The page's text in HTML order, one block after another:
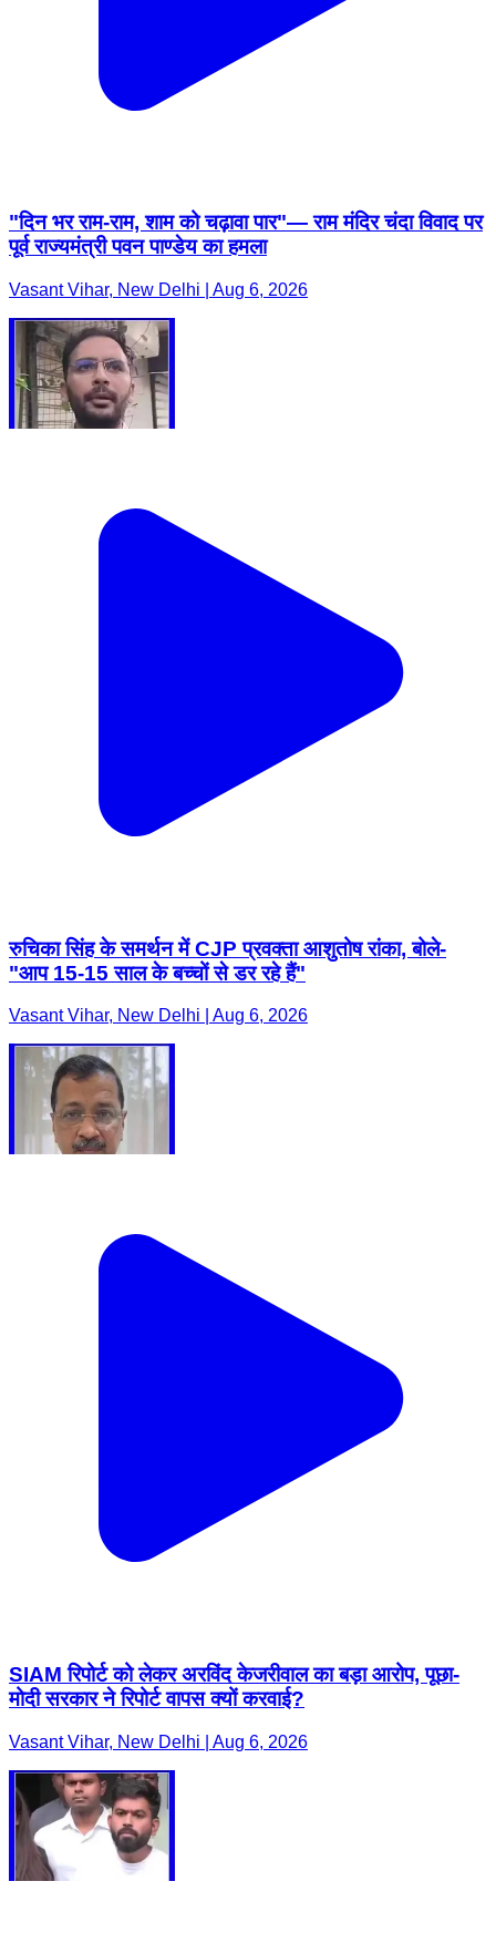
"दिन भर राम-राम, शाम को चढ़ावा पार"— राम मंदिर चंदा विवाद पर
पूर्व राज्यमंत्री पवन पाण्डेय का हमला
Vasant Vihar, New Delhi | Aug 6, 2026
रुचिका सिंह के समर्थन में CJP प्रवक्ता आशुतोष रांका, बोले-
"आप 15-15 साल के बच्चों से डर रहे हैं"
Vasant Vihar, New Delhi | Aug 6, 2026
SIAM रिपोर्ट को लेकर अरविंद केजरीवाल का बड़ा आरोप, पूछा-
मोदी सरकार ने रिपोर्ट वापस क्यों करवाई?
Vasant Vihar, New Delhi | Aug 6, 2026